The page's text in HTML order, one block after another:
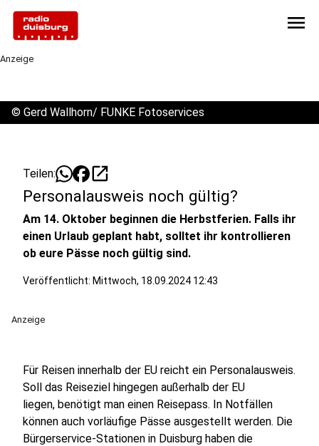
menu
Anzeige
© Gerd Wallhorn/ FUNKE Fotoservices
Teilen: open_in_new
Personalausweis noch gültig?
Am 14. Oktober beginnen die Herbstferien. Falls ihr
einen Urlaub geplant habt, solltet ihr kontrollieren
ob eure Pässe noch gültig sind.
Veröffentlicht: Mittwoch, 18.09.2024 12:43
Anzeige
Für Reisen innerhalb der EU reicht ein Personalausweis.
Soll das Reiseziel hingegen außerhalb der EU
liegen, benötigt man einen Reisepass. In Notfällen
können auch vorläufige Pässe ausgestellt werden. Die
Bürgerservice-Stationen in Duisburg haben die